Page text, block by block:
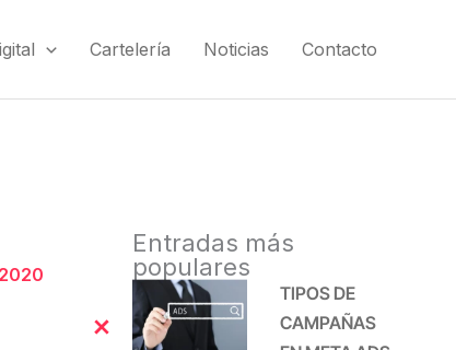
Cartelería Noticias Contacto
Entradas más
populares
TIPOS DE
CAMPAÑAS